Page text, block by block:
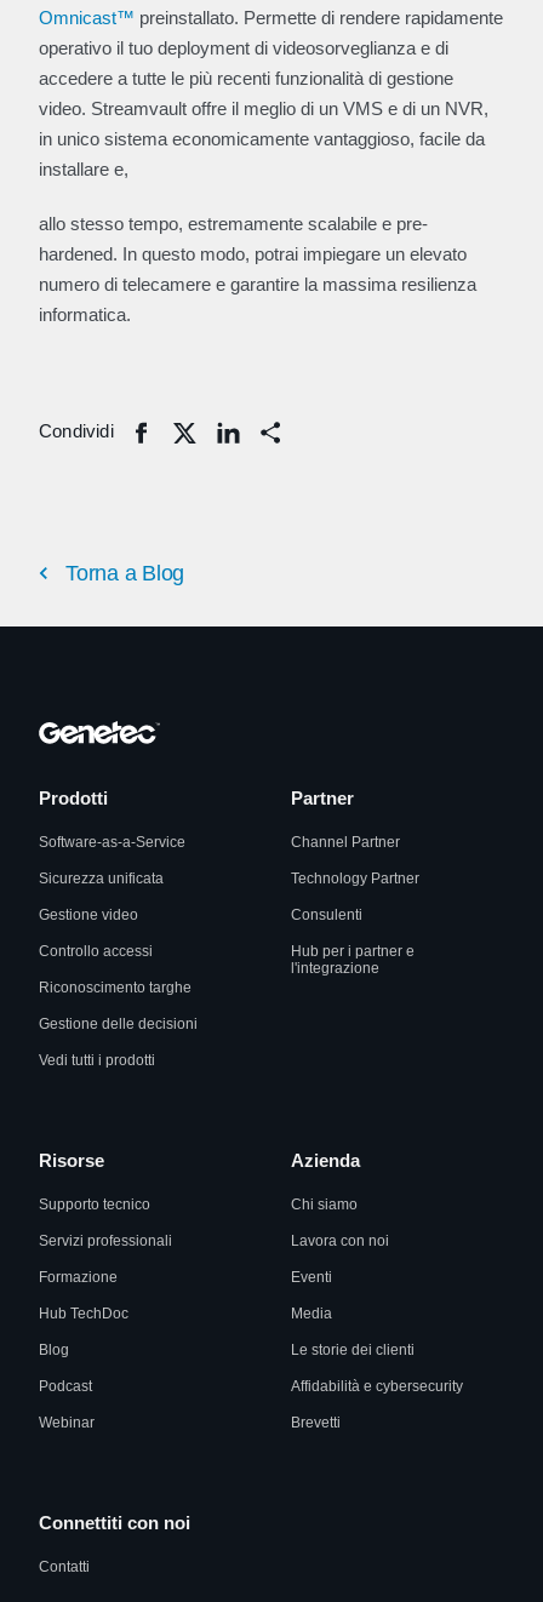
Omnicast™ preinstallato. Permette di rendere rapidamente
operativo il tuo deployment di videosorveglianza e di
accedere a tutte le più recenti funzionalità di gestione
video. Streamvault offre il meglio di un VMS e di un NVR,
in unico sistema economicamente vantaggioso, facile da
installare e,
allo stesso tempo, estremamente scalabile e pre-
hardened. In questo modo, potrai impiegare un elevato
numero di telecamere e garantire la massima resilienza
informatica.
Condividi Share
Torna a Blog
Prodotti
Software-as-a-Service
Sicurezza unificata
Gestione video
Controllo accessi
Riconoscimento targhe
Gestione delle decisioni
Vedi tutti i prodotti
Partner
Channel Partner
Technology Partner
Consulenti
Hub per i partner e
l'integrazione
Risorse
Supporto tecnico
Servizi professionali
Formazione
Hub TechDoc
Blog
Podcast
Webinar
Azienda
Chi siamo
Lavora con noi
Eventi
Media
Le storie dei clienti
Affidabilità e cybersecurity
Brevetti
Connettiti con noi
Contatti